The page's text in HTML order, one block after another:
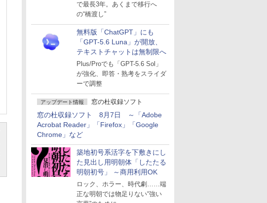
で最長3年。あくまで移行へ
の“橋渡し”
無料版「ChatGPT」にも
「GPT-5.6 Luna」が開放、
テキストチャットは無制限へ
Plus/Proでも「GPT-5.6 Sol」
が強化、即答・熟考をスライダ
ーで調整
アップデート情報 窓の杜収録ソフト
窓の杜収録ソフト 8月7日 ～「Adobe
Acrobat Reader」「Firefox」「Google
Chrome」など
築地初号系活字を下敷きにし
た見出し用明朝体「したたる
明朝初号」 ～商用利用OK
ロック、ホラー、時代劇……端
正な明朝では物足りない“強い